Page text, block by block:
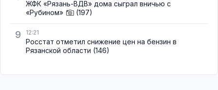
ЖФК «Рязань-ВДВ» дома сыграл вничью с
«Рубином»
(197)
9 12:21
Росстат отметил снижение цен на бензин в
Рязанской области (146)